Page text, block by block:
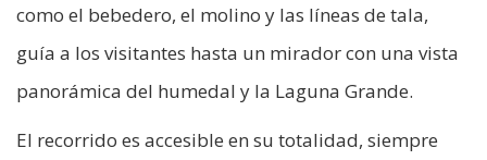
como el bebedero, el molino y las líneas de tala,
guía a los visitantes hasta un mirador con una vista
panorámica del humedal y la Laguna Grande.
El recorrido es accesible en su totalidad, siempre